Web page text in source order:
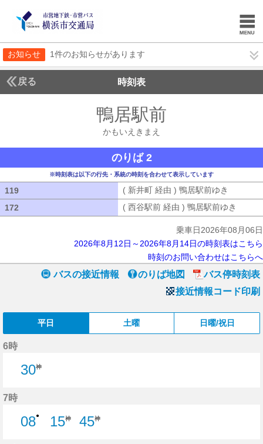
お知らせ 1件のお知らせがあります
戻る 時刻表
鴨居駅前
かもいえきまえ
のりば 2
※時刻表は以下の行先・系統の時刻を合わせて表示しています
119 ( 新井町 経由 ) 鴨居駅前ゆき
172
( 西谷駅前 経由 ) 鴨居駅前ゆき
乗車日2026年08月06日
2026年8月12日～2026年8月14日の時刻表はこちら
時刻のお問い合わせはこちらへ
バスの接近情報 のりば地図
バス停時刻表
接近情報コード印刷
平日 土曜 日曜/祝日
6時
30神
7時
08● 15神 45神